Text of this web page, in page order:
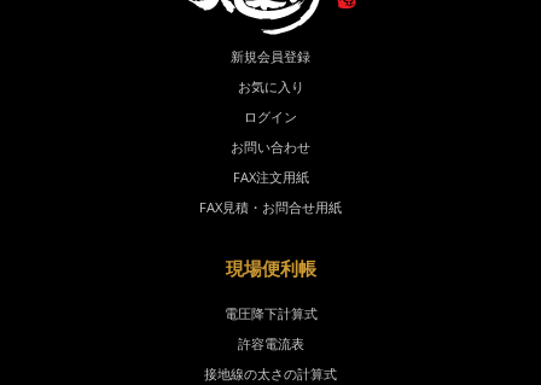
新規会員登録
お気に入り
ログイン
お問い合わせ
FAX注文用紙
FAX見積・お問合せ用紙
現場便利帳
電圧降下計算式
許容電流表
接地線の太さの計算式